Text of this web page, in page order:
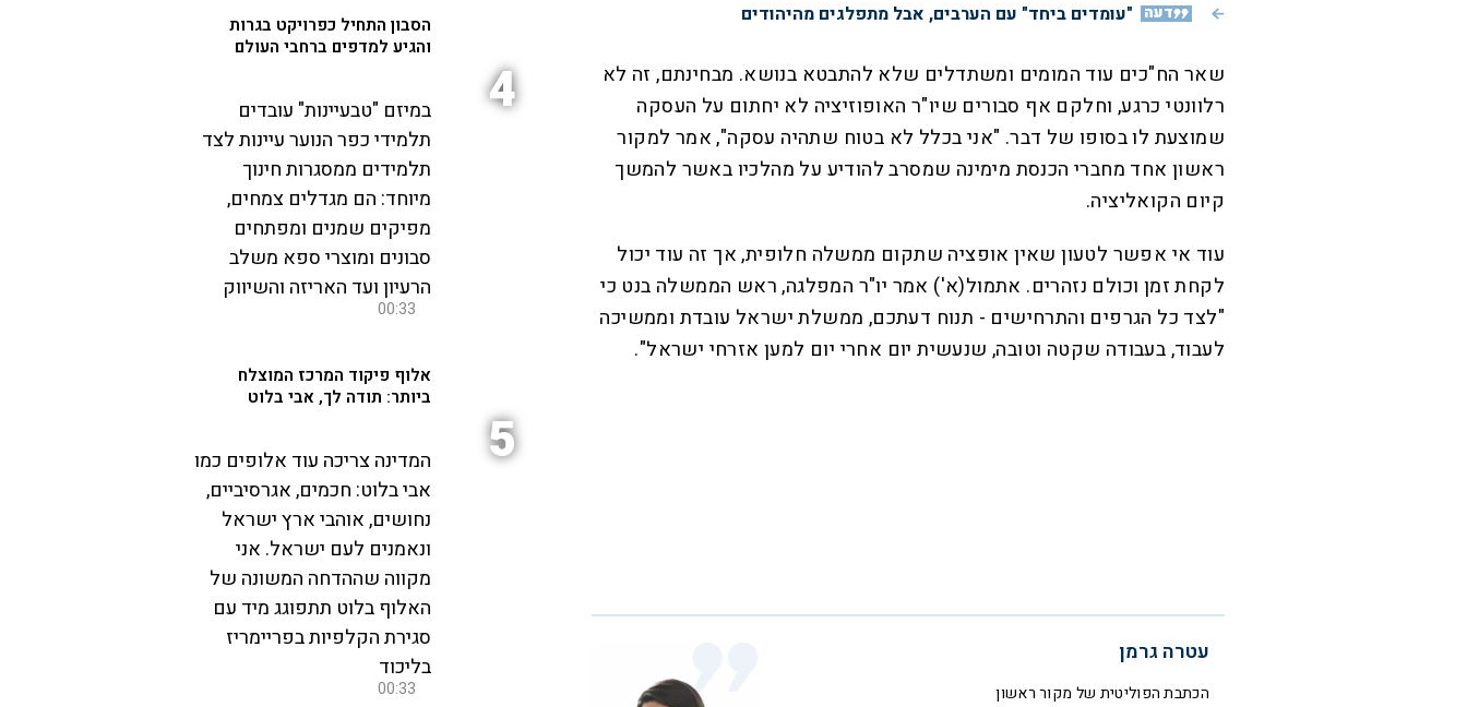
דעה "עומדים ביחד" עם הערבים, אבל מתפלגים מהיהודים
שאר הח"כים עוד המומים ומשתדלים שלא להתבטא בנושא. מבחינתם, זה לא
רלוונטי כרגע, וחלקם אף סבורים שיו"ר האופוזיציה לא יחתום על העסקה
שמוצעת לו בסופו של דבר. "אני בכלל לא בטוח שתהיה עסקה", אמר למקור
ראשון אחד מחברי הכנסת מימינה שמסרב להודיע על מהלכיו באשר להמשך
קיום הקואליציה.
עוד אי אפשר לטעון שאין אופציה שתקום ממשלה חלופית, אך זה עוד יכול
לקחת זמן וכולם נזהרים. אתמול(א') אמר יו"ר המפלגה, ראש הממשלה בנט כי
"לצד כל הגרפים והתרחישים - תנוח דעתכם, ממשלת ישראל עובדת וממשיכה
לעבוד, בעבודה שקטה וטובה, שנעשית יום אחרי יום למען אזרחי ישראל".
עטרה גרמן
הכתבת הפוליטית של מקור ראשון
4
הסבון התחיל כפרויקט בגרות
והגיע למדפים ברחבי העולם
במיזם "טבעיינות" עובדים
תלמידי כפר הנוער עיינות לצד
תלמידים ממסגרות חינוך
מיוחד: הם מגדלים צמחים,
מפיקים שמנים ומפתחים
סבונים ומוצרי ספא משלב
הרעיון ועד האריזה והשיווק
00:33
5
אלוף פיקוד המרכז המוצלח
ביותר: תודה לך, אבי בלוט
המדינה צריכה עוד אלופים כמו
אבי בלוט: חכמים, אגרסיביים,
נחושים, אוהבי ארץ ישראל
ונאמנים לעם ישראל. אני
מקווה שההדחה המשונה של
האלוף בלוט תתפוגג מיד עם
סגירת הקלפיות בפריימריז
בליכוד
00:33